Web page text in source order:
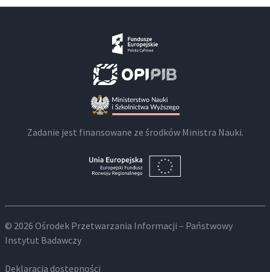
Zadanie jest finansowane ze środków Ministra Nauki.
© 2026 Ośrodek Przetwarzania Informacji – Państwowy
Instytut Badawczy
Deklaracja dostępności